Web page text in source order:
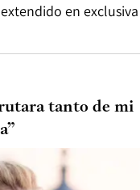
en exclusiva
tanto de mi